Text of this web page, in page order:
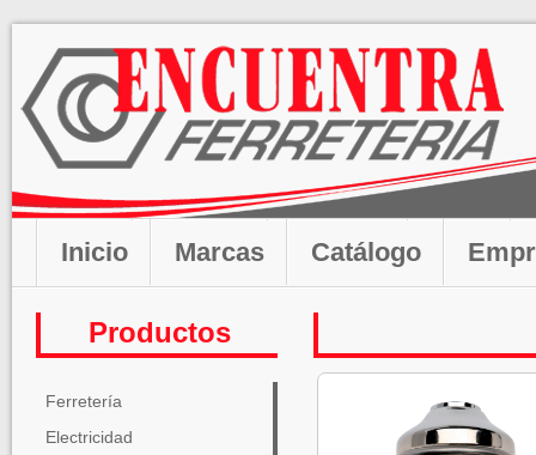
Inicio Marcas Catálogo
Productos
Ferretería
Electricidad